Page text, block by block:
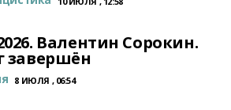
Валентин Сорокин.
завершён
8 ИЮЛЯ , 06:54